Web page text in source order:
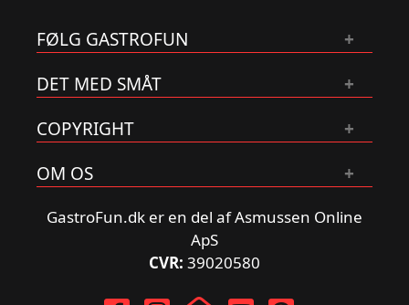
FØLG GASTROFUN
DET MED SMÅT
COPYRIGHT
OM OS
GastroFun.dk er en del af Asmussen Online
ApS
CVR: 39020580